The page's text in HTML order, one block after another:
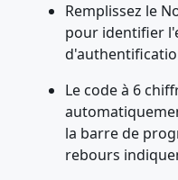
Remplissez le
pour identifier
Le code à 6
la barre de
rebours